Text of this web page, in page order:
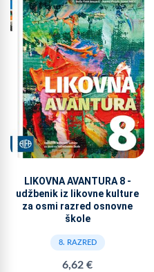
LIKOVNA AVANTURA 8 -
udžbenik iz likovne kulture
za osmi razred osnovne
škole
8. RAZRED
6,62 €